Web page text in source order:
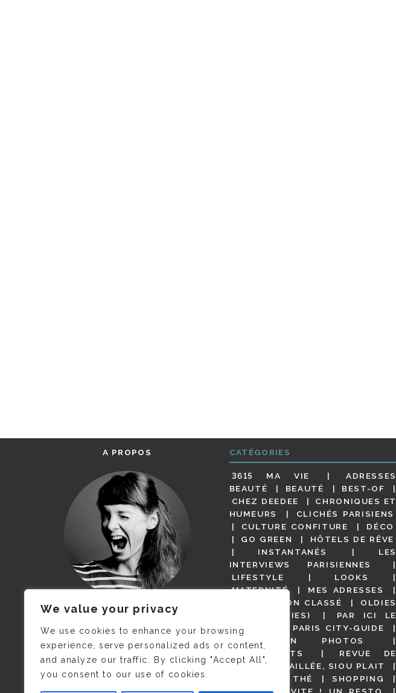
We value your privacy
We use cookies to enhance your browsing
experience, serve personalized ads or content,
and analyze our traffic. By clicking "Accept All",
you consent to our use of cookies.
A PROPOS
JE M’APPELLE DELPHINE MAIS
C’EST ©CAMILLE COLLIN QUI A
PRIS CETTE PHOTO !
CATÉGORIES
3615 MA VIE
ADRESSES
BEAUTÉ
BEAUTÉ
BEST-OF
CHEZ DEEDEE
CHRONIQUES ET
HUMEURS
CLICHÉS PARISIENS
CULTURE CONFITURE
DÉCO
GO GREEN
HÔTELS DE RÊVE
INSTANTANÉS
LES
INTERVIEWS PARISIENNES
LIFESTYLE
LOOKS
MATERNITÉ
MES ADRESSES
NON CLASSÉ
OLDIES
(BUT GOODIES)
PAR ICI LE
MAGOT !
PARIS CITY-GUIDE
PARIS EN PHOTOS
RESTAURANTS
REVUE DE
PRESSE DÉTAILLÉE, SIOU PLAIT
SALONS DE THÉ
SHOPPING
VIDÉOS
VITE ! UN RESTO